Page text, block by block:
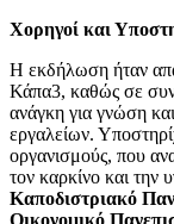
Χορηγοί και
Η εκδήλωση ήταν
Κάπα3, καθώς σε
ανάγκη για γνώση
εργαλείων.
οργανισμούς, που
τον καρκίνο και την
Καποδιστριακό
Οικονομικό